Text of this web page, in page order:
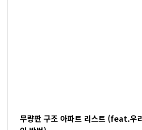
무량판 구조 아파트 리스트 (feat.우